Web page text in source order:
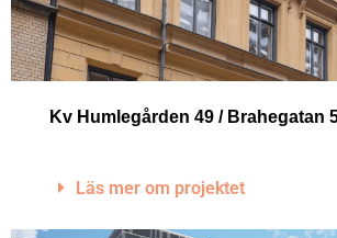
Kv Humlegården 49 / Brahegatan
Läs mer om projektet